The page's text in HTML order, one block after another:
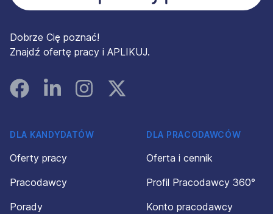
Dobrze Cię poznać!
Znajdź ofertę pracy i APLIKUJ.
FacebookLinked InInstagramInstagram
DLA KANDYDATÓW
Oferty pracy
Pracodawcy
Porady
DLA PRACODAWCÓW
Oferta i cennik
Profil Pracodawcy 360°
Konto pracodawcy